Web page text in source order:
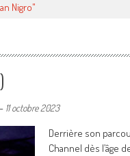
Nigro"
- 11 octobre 2023
Derrière son
Channel dès l’âge